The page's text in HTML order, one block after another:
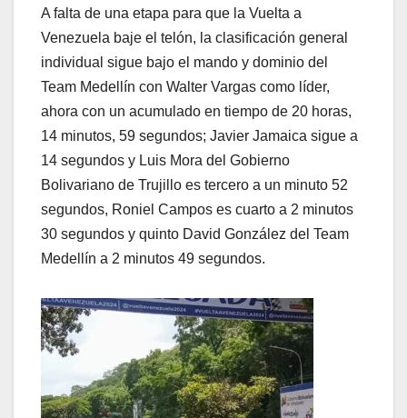
A falta de una etapa para que la Vuelta a
Venezuela baje el telón, la clasificación general
individual sigue bajo el mando y dominio del
Team Medellín con Walter Vargas como líder,
ahora con un acumulado en tiempo de 20 horas,
14 minutos, 59 segundos; Javier Jamaica sigue a
14 segundos y Luis Mora del Gobierno
Bolivariano de Trujillo es tercero a un minuto 52
segundos, Roniel Campos es cuarto a 2 minutos
30 segundos y quinto David González del Team
Medellín a 2 minutos 49 segundos.